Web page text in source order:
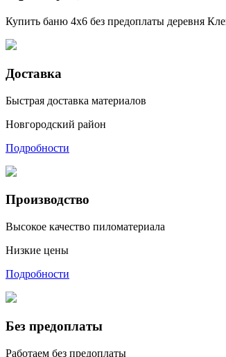
Купить баню 4х6 без предоплаты деревня
Доставка
Быстрая доставка материалов
Новгородский район
Подробности
Производство
Высокое качество пиломатериала
Низкие цены
Подробности
Без предоплаты
Работаем без предоплаты